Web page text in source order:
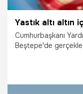
Cumhurbaşkanı
Beştepe'de
yatırımcı için cazip